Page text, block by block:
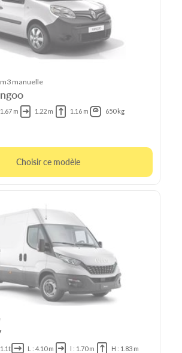
manuelle
1.67 m 1.22 m 1.16 m
650 kg
Choisir ce modèle
L : 4.10 m l : 1.70 m
H : 1.83 m